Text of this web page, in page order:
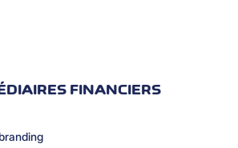
FINANCIERS